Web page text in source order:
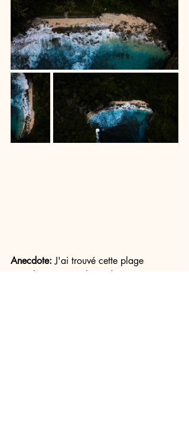
Anecdote: J'ai trouvé cette plage
complètement par hasard, parce que je